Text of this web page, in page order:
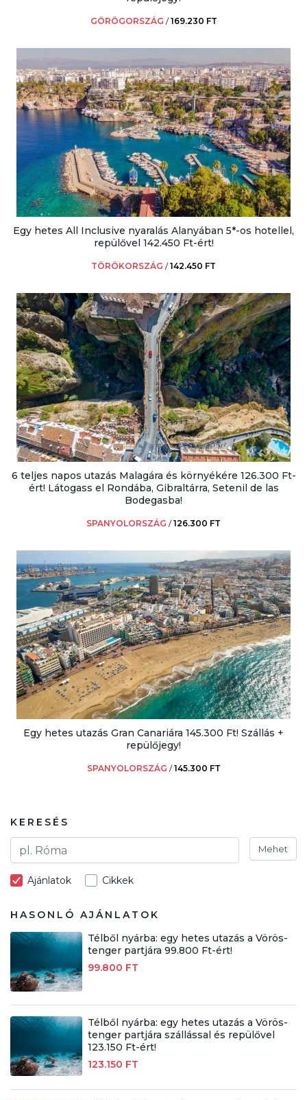
GÖRÖGORSZÁG /169.230 FT
Egy hetes All Inclusive nyaralás Alanyában 5*-os hotellel,
repülővel 142.450 Ft-ért!
TÖRÖKORSZÁG /142.450 FT
6 teljes napos utazás Malagára és környékére 126.300 Ft-
ért! Látogass el Rondába, Gibraltárra, Setenil de las
Bodegasba!
SPANYOLORSZÁG /126.300 FT
Egy hetes utazás Gran Canariára 145.300 Ft! Szállás +
repülőjegy!
SPANYOLORSZÁG /145.300 FT
KERESÉS
Mehet
Ajánlatok Cikkek
HASONLÓ AJÁNLATOK
Télből nyárba: egy hetes utazás a Vörös-
tenger partjára 99.800 Ft-ért!
99.800 FT
Télből nyárba: egy hetes utazás a Vörös-
tenger partjára szállással és repülővel
123.150 Ft-ért!
123.150 FT